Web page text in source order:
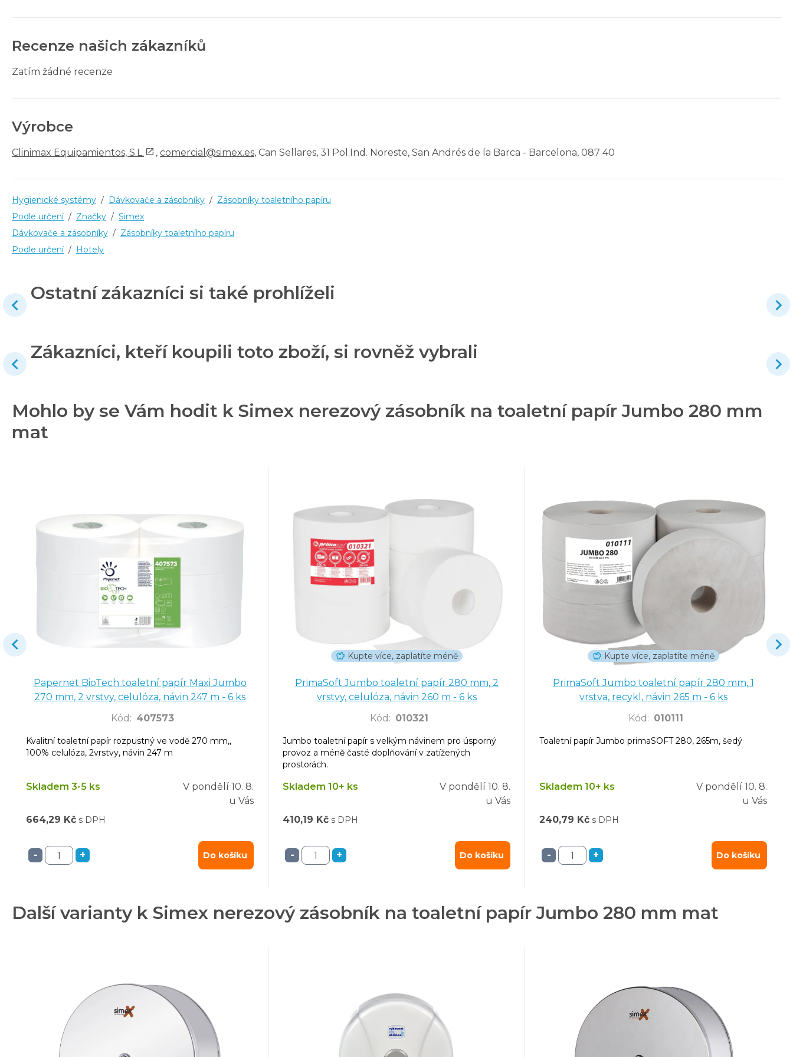
Recenze našich zákazníků
Zatím žádné recenze
Výrobce
Clinimax Equipamientos, S.L. , comercial@simex.es, Can Sellares, 31 Pol.Ind. Noreste, San Andrés de la Barca - Barcelona, 087 40
Hygienické systémy / Dávkovače a zásobníky / Zásobníky toaletního papíru
Podle určení / Značky / Simex
Dávkovače a zásobníky / Zásobníky toaletního papíru
Podle určení / Hotely
Ostatní zákazníci si také prohlíželi
Zákazníci, kteří koupili toto zboží, si rovněž vybrali
Mohlo by se Vám hodit k Simex nerezový zásobník na toaletní papír Jumbo 280 mm
mat
Papernet BioTech toaletní papír Maxi Jumbo
270 mm, 2 vrstvy, celulóza, návin 247 m - 6 ks
Kód : 407573
Kvalitní toaletní papír rozpustný ve vodě 270 mm,,
100% celulóza, 2vrstvy, návin 247 m
Skladem 3-5 ks V pondělí 10. 8.
u Vás
664,29 Kč s DPH
- + Do košíku
Kupte více, zaplatíte méně
PrimaSoft Jumbo toaletní papír 280 mm, 2
vrstvy, celulóza, návin 260 m - 6 ks
Kód : 010321
Jumbo toaletní papír s velkým návinem pro úsporný
provoz a méně časté doplňování v zatížených
prostorách.
Skladem 10+ ks V pondělí 10. 8.
u Vás
410,19 Kč s DPH
- + Do košíku
Kupte více, zaplatíte méně
PrimaSoft Jumbo toaletní papír 280 mm, 1
vrstva, recykl, návin 265 m - 6 ks
Kód : 010111
Toaletní papír Jumbo primaSOFT 280, 265m, šedý
Skladem 10+ ks V pondělí 10. 8.
u Vás
240,79 Kč s DPH
- + Do košíku
Další varianty k Simex nerezový zásobník na toaletní papír Jumbo 280 mm mat